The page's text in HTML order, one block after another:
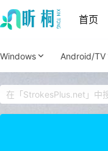
首页
Windows Android/TV